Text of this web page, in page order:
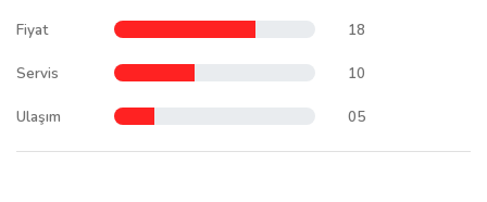
Fiyat 18
Servis 10
Ulaşım 05